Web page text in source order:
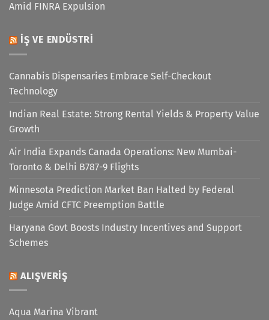
Amid FINRA Expulsion
İŞ VE ENDÜSTRI
Cannabis Dispensaries Embrace Self-Checkout
Technology
Indian Real Estate: Strong Rental Yields & Property Value
Growth
Air India Expands Canada Operations: New Mumbai-
Toronto & Delhi B787-9 Flights
Minnesota Prediction Market Ban Halted by Federal
Judge Amid CFTC Preemption Battle
Haryana Govt Boosts Industry Incentives and Support
Schemes
ALIŞVERIŞ
Aqua Marina Vibrant